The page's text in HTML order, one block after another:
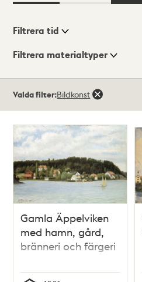
Visningsläge
Filtrera tid
Filtrera materialtyper
träffar
Valda filter:Bildkonst
Gamla Äppelviken
med hamn, gård,
bränneri och färgeri